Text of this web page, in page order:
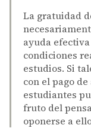
La gratuidad
ayuda
condiciones
estudios. Si
con el pago
estudiantes
fruto del
oponerse a